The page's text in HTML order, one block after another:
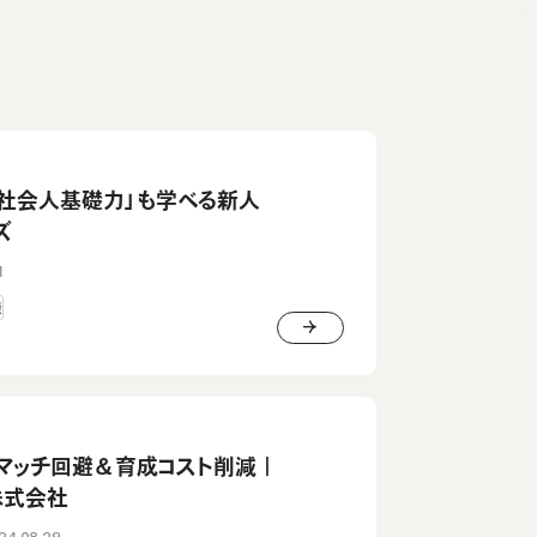
会人基礎力」も学べる新人
ッチ回避＆育成コスト削減｜
式会社